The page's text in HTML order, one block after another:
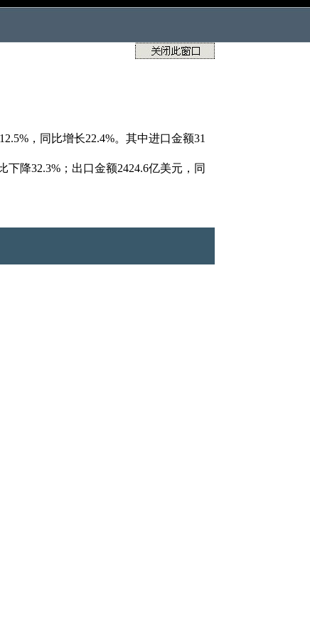
，同比增长22.4%。其中进口金额31
降32.3%；出口金额2424.6亿美元，同